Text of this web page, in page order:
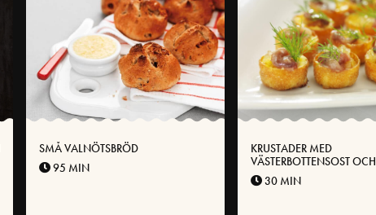
SMÅ VALNÖTSBRÖD
95 MIN
KRUSTADER MED
VÄSTERBOTTENSOST OCH
ANSJOVIS
30 MIN